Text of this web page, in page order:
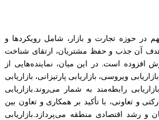
در حوزه تجارت و بازار، شامل رویکردها و
آن جذب و حفظ مشتریان، ارتقای شناخت
افزوده است. در این میان، نماینده‌هایی از
ویروسی، بازاریابی پارتیزانی، بازاریابی
رابطه‌مند به شمار می‌روند.بازاریابی
و تعاونی، با تأکید بر همکاری و تعاون بین
رشد اقتصادی منطقه می‌پردازد.بازاریابی